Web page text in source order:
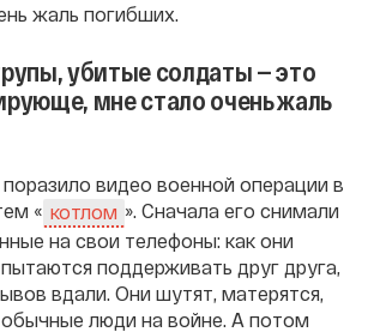
жаль погибших.
убитые солдаты — это
мне стало очень жаль
видео военной операции в
« котлом ». Сначала его снимали
на свои телефоны: как они
поддерживать друг друга,
вдали. Они шутят, матерятся,
обычные люди на войне. А потом